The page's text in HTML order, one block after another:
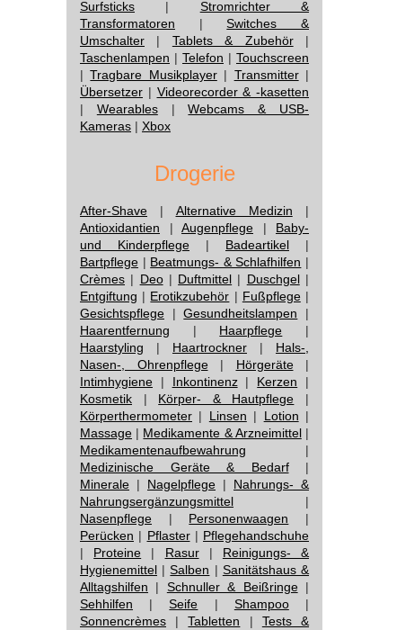
Surfsticks | Stromrichter &
Transformatoren |Switches &
Umschalter | Tablets & Zubehör|
Taschenlampen | Telefon | Touchscreen
|Tragbare Musikplayer| Transmitter|
Übersetzer | Videorecorder & -kasetten
| Wearables|Webcams & USB-
Kameras | Xbox
Drogerie
After-Shave | Alternative Medizin |
Antioxidantien | Augenpflege | Baby-
und Kinderpflege | Badeartikel |
Bartpflege | Beatmungs- & Schlafhilfen |
Crèmes | Deo| Duftmittel | Duschgel|
Entgiftung | Erotikzubehör | Fußpflege|
Gesichtspflege |Gesundheitslampen |
Haarentfernung | Haarpflege |
Haarstyling | Haartrockner | Hals-,
Nasen-, Ohrenpflege| Hörgeräte|
Intimhygiene | Inkontinenz| Kerzen |
Kosmetik | Körper- & Hautpflege |
Körperthermometer | Linsen | Lotion |
Massage | Medikamente & Arzneimittel|
Medikamentenaufbewahrung |
Medizinische Geräte & Bedarf|
Minerale | Nagelpflege | Nahrungs- &
Nahrungsergänzungsmittel |
Nasenpflege | Personenwaagen |
Perücken | Pflaster| Pflegehandschuhe
| Proteine | Rasur| Reinigungs- &
Hygienemittel |Salben | Sanitätshaus &
Alltagshilfen | Schnuller & Beißringe|
Sehhilfen |Seife | Shampoo|
Sonnencrèmes |Tabletten | Tests &